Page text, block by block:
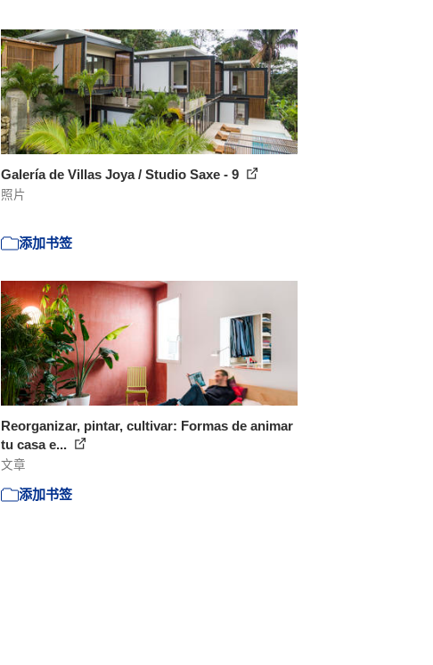
Galería de Villas Joya / Studio Saxe - 9
照片
添加书签
Reorganizar, pintar, cultivar: Formas de animar
tu casa e...
文章
添加书签